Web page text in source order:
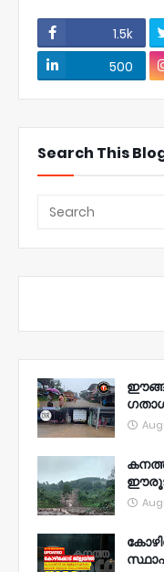
1.5k
500
Search This
ഈരൂട്